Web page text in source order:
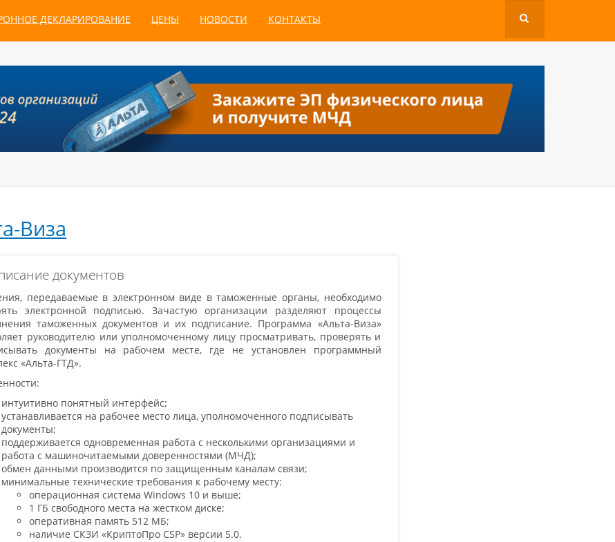
ДЕКЛАРИРОВАНИЕ ЦЕНЫ НОВОСТИ КОНТАКТЫ
Виза
документов
передаваемые в электронном виде в таможенные органы, необходимо
электронной подписью. Зачастую организации разделяют процессы
таможенных документов и их подписание. Программа «Альта-Виза»
руководителю или уполномоченному лицу просматривать, проверять и
документы на рабочем месте, где не установлен программный
«Альта-ГТД».
интуитивно понятный интерфейс;
устанавливается на рабочее место лица, уполномоченного подписывать
документы;
поддерживается одновременная работа с несколькими организациями и
работа с машиночитаемыми доверенностями (МЧД);
обмен данными производится по защищенным каналам связи;
минимальные технические требования к рабочему месту:
операционная система Windows 10 и выше;
1 ГБ свободного места на жестком диске;
оперативная память 512 МБ;
наличие СКЗИ «КриптоПро CSP» версии 5.0.